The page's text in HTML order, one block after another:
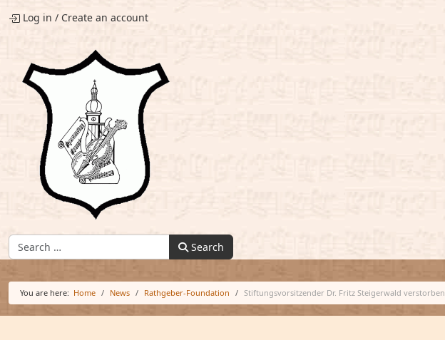
Log in / Create an account
Find: Search
You are here: Home News Rathgeber-Foundation Stiftungsvorsitzender Dr. Fritz Steigerwald verstorben